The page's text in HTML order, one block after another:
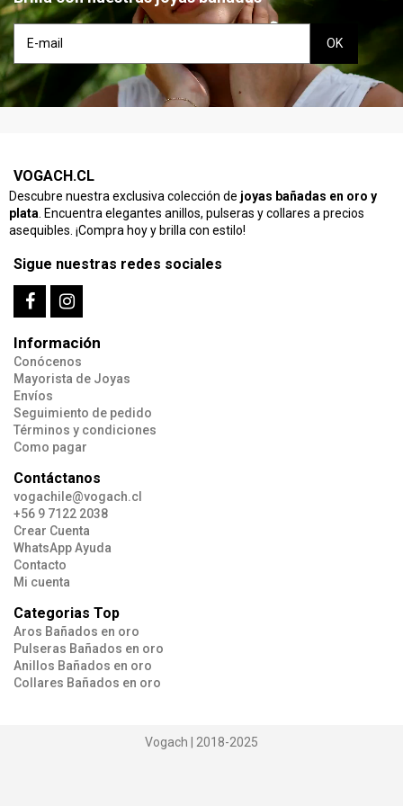
VOGACH.CL
Descubre nuestra exclusiva colección de joyas bañadas en oro y
plata. Encuentra elegantes anillos, pulseras y collares a precios
asequibles. ¡Compra hoy y brilla con estilo!
Sigue nuestras redes sociales
Información
Conócenos
Mayorista de Joyas
Envíos
Seguimiento de pedido
Términos y condiciones
Como pagar
Contáctanos
vogachile@vogach.cl
+56 9 7122 2038
Crear Cuenta
WhatsApp Ayuda
Contacto
Mi cuenta
Categorias Top
Aros Bañados en oro
Pulseras Bañados en oro
Anillos Bañados en oro
Collares Bañados en oro
Vogach | 2018-2025